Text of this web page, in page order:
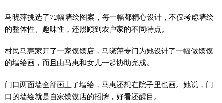
马晓萍挑选了72幅墙绘图案，每一幅都精心设计，不仅考虑墙绘
的整体性、趣味性，还照顾到农户家的不同特点。
村民马惠家开了一家馍馍店，马晓萍专门为她设计了一幅做馍馍
的墙绘画，而且由马惠和女儿一起协助完成。
门口两面墙全部画上了墙绘，马惠还想在院子里也画。她说，门
口的墙绘就是自家馍馍店的招牌，好看还醒目。